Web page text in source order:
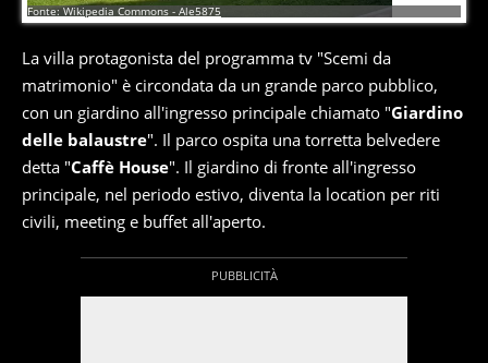
Fonte: Wikipedia Commons - Ale5875
La villa protagonista del programma tv "Scemi da
matrimonio" è circondata da un grande parco pubblico,
con un giardino all'ingresso principale chiamato "Giardino
delle balaustre". Il parco ospita una torretta belvedere
detta "Caffè House". Il giardino di fronte all'ingresso
principale, nel periodo estivo, diventa la location per riti
civili, meeting e buffet all'aperto.